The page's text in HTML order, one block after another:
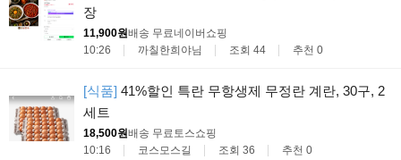
장
11,900원배송 무료네이버쇼핑
10:26
까칠한희야님 조회 44 추천 0
[식품] 41%할인 특란 무항생제 무정란 계란, 30구, 2
세트
18,500원배송 무료토스쇼핑
10:16
코스모스길 조회 36 추천 0